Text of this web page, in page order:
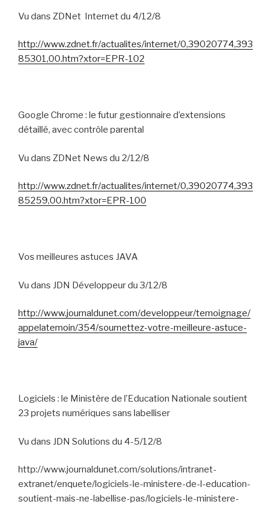
Vu dans ZDNet Internet du 4/12/8
http://www.zdnet.fr/actualites/internet/0,39020774,393
85301,00.htm?xtor=EPR-102
Google Chrome : le futur gestionnaire d’extensions
détaillé, avec contrôle parental
Vu dans ZDNet News du 2/12/8
http://www.zdnet.fr/actualites/internet/0,39020774,393
85259,00.htm?xtor=EPR-100
Vos meilleures astuces JAVA
Vu dans JDN Développeur du 3/12/8
http://www.journaldunet.com/developpeur/temoignage/
appelatemoin/354/soumettez-votre-meilleure-astuce-
java/
Logiciels : le Ministère de l’Education Nationale soutient
23 projets numériques sans labelliser
Vu dans JDN Solutions du 4-5/12/8
http://www.journaldunet.com/solutions/intranet-
extranet/enquete/logiciels-le-ministere-de-l-education-
soutient-mais-ne-labellise-pas/logiciels-le-ministere-